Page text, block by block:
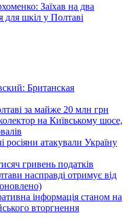
Заїхав на два
для шкіл у Полтаві
Британская
за майже 20 млн грн
на Київському шосе,
росіяни атакували Україну
гривень податків
насправді отримує від
інформація станом на
вторгнення